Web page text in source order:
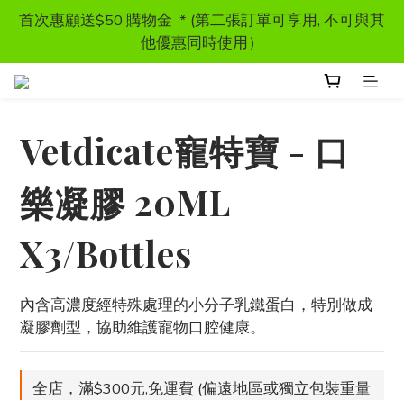
首次惠顧送$50 購物金  * (第二張訂單可享用, 不可與其
他優惠同時使用）
首次惠顧送$50 購物金  * (第二張訂單可享用, 不可與其
他優惠同時使用）
訂單滿HKD300 以上可享香港免運費
首次惠顧送$50 購物金  * (第二張訂單可享用, 不可與其
Vetdicate寵特寶 - 口
樂凝膠 20ML
X3/Bottles
內含高濃度經特殊處理的小分子乳鐵蛋白，特別做成
凝膠劑型，協助維護寵物口腔健康。
全店，滿$300元,免運費 (偏遠地區或獨立包裝重量